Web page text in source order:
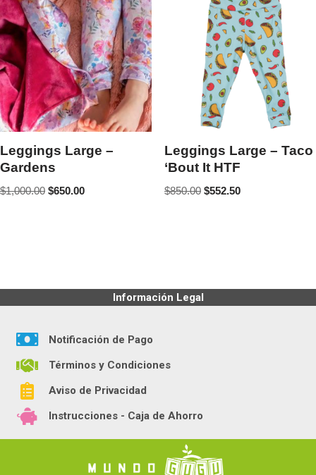
Leggings Large –
Gardens
$1,000.00 $650.00
Leggings Large – Taco
‘Bout It HTF
$850.00 $552.50
Información Legal
Notificación de Pago
Términos y Condiciones
Aviso de Privacidad
Instrucciones - Caja de Ahorro